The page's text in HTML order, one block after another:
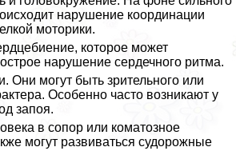
нарушение координации
моторики.
которое может
нарушение сердечного ритма.
Они могут быть зрительного или
Особенно часто возникают у
запоя.
в сопор или коматозное
могут развиваться судорожные